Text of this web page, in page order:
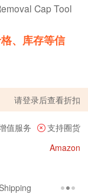
Cap Tool
、库存等信
请登录后查看折扣
值服务
支持圈货
Amazon